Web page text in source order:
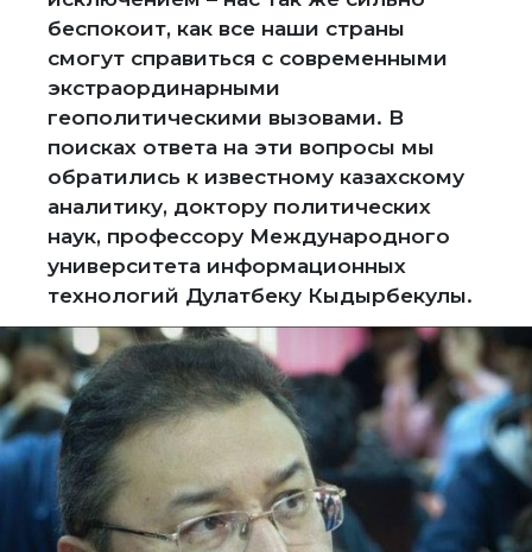
беспокоит, как все наши страны
смогут справиться с современными
экстраординарными
геополитическими вызовами. В
поисках ответа на эти вопросы мы
обратились к известному казахскому
аналитику, доктору политических
наук, профессору Международного
университета информационных
технологий Дулатбеку Кыдырбекулы.